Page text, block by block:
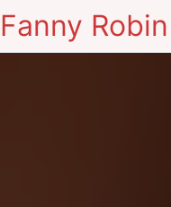
Fanny Robin